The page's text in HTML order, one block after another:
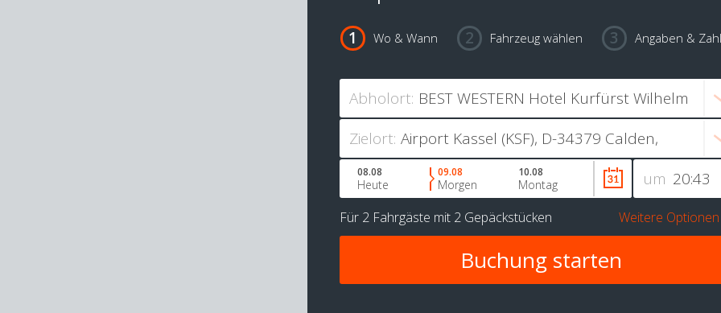
Wo & Wann Fahrzeug wählen Angaben &
Abholort:
Zielort:
um
08.08
Heute
09.08
Morgen
10.08
Montag
Für 2 Fahrgäste mit 2 Gepäckstücken Weitere Optionen